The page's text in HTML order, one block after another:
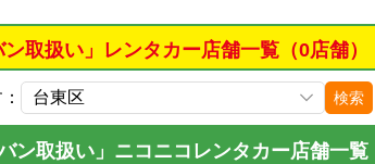
取扱い」レンタカー店舗一覧（0店舗）
検索
ン取扱い」ニコニコレンタカー店舗一覧